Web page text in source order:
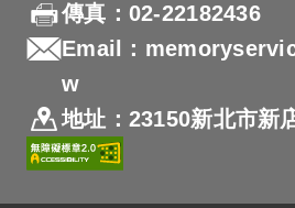
傳真：02-22182436
Email：
w
地址：23150新北市新